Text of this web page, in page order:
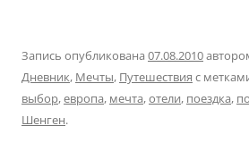
Запись опубликована 07.08.2010
Дневник, Мечты, Путешествия с
выбор,европа, мечта,отели, поездка,
Шенген.